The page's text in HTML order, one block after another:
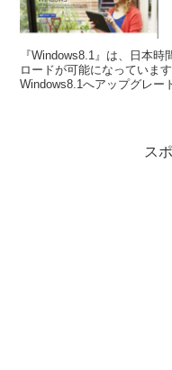
『Windows8.1』は、日本時
ロードが可能になっていま
Windows8.1へアップグレー
ス